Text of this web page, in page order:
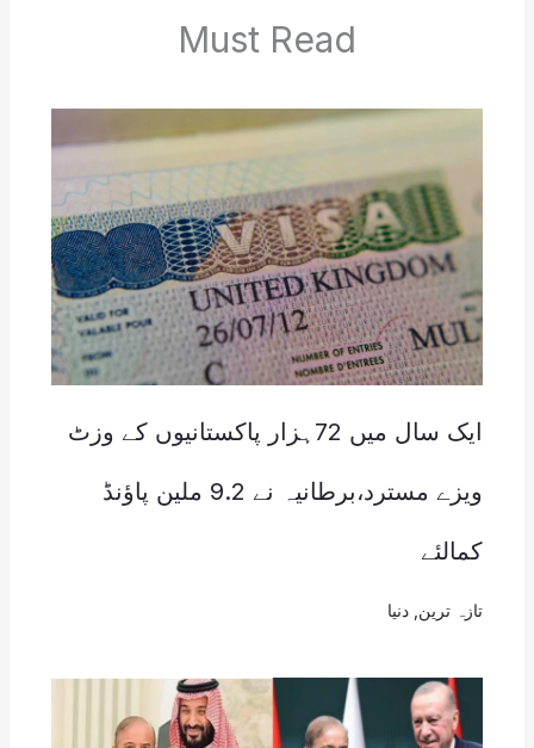
Must Read
ایک سال میں 72ہزار پاکستانیوں کے وزٹ
ویزے مسترد،برطانیہ نے 9.2 ملین پاؤنڈ
کمالئے
تازہ ترین دنیا